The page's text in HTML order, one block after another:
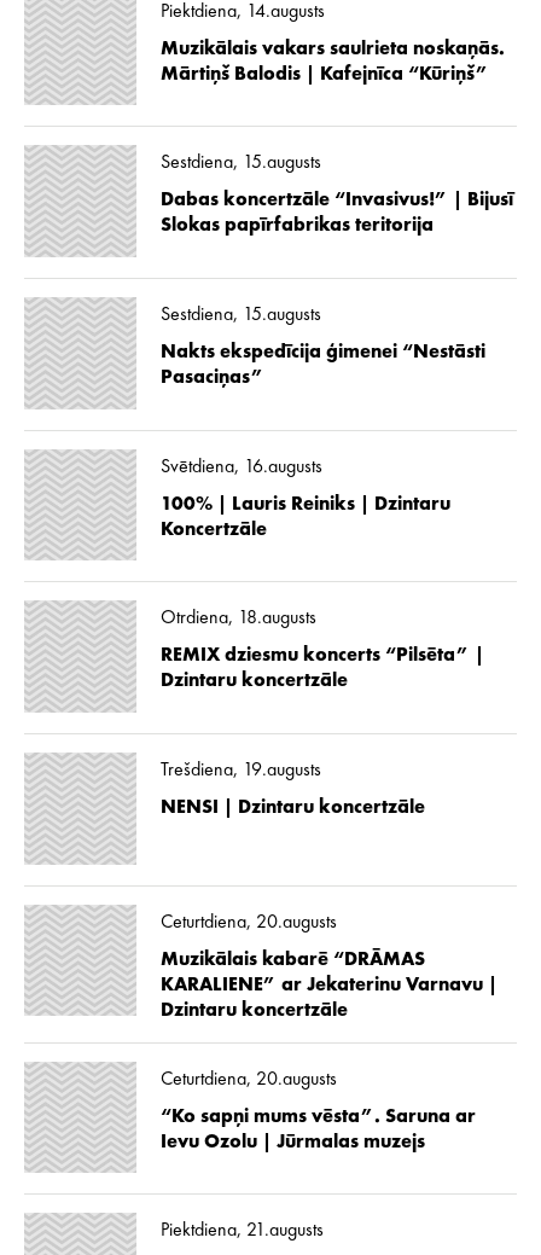
Piektdiena, 14.augusts
Muzikālais vakars saulrieta noskaņās.
Mārtiņš Balodis | Kafejnīca “Kūriņš”
Sestdiena, 15.augusts
Dabas koncertzāle “Invasivus!” | Bijusī
Slokas papīrfabrikas teritorija
Sestdiena, 15.augusts
Nakts ekspedīcija ģimenei “Nestāsti
Pasaciņas”
Svētdiena, 16.augusts
100% | Lauris Reiniks | Dzintaru
Koncertzāle
Otrdiena, 18.augusts
REMIX dziesmu koncerts “Pilsēta” |
Dzintaru koncertzāle
Trešdiena, 19.augusts
NENSI | Dzintaru koncertzāle
Ceturtdiena, 20.augusts
Muzikālais kabarē “DRĀMAS
KARALIENE” ar Jekaterinu Varnavu |
Dzintaru koncertzāle
Ceturtdiena, 20.augusts
“Ko sapņi mums vēsta”. Saruna ar
Ievu Ozolu | Jūrmalas muzejs
Piektdiena, 21.augusts